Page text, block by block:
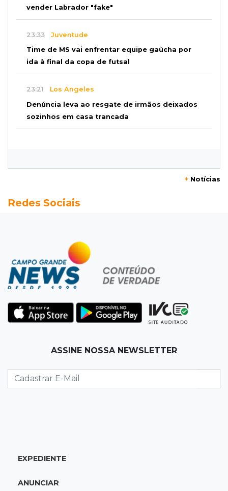
vender Labrador "fake"
23:33 Juventude
Time de MS vai enfrentar equipe gaúcha por
ida à final da copa de futsal
23:21 Los Angeles
Denúncia leva ao resgate de irmãos deixados
sozinhos em casa trancada
formação de ciclone bomba
23:00Ideb
Chapadão do Sul
Homem é baleado após apontar revólver para
policiais militares
22:42Resumão
Palmeiras e Vasco confirmam vagas nas
Eleitorado aprova teste da urna, mas diz que
colinha será "fundamental"
Escolas municipais lideram notas do Ensino
+ Notícias
Redes Sociais
ASSINE NOSSA NEWSLETTER
EXPEDIENTE
ANUNCIAR